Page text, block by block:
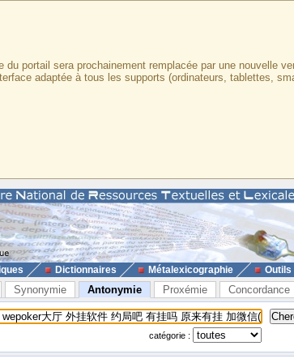
portail sera prochainement remplacée par une nouvelle
adaptée à tous les supports (ordinateurs, tablettes,
Dictionnaires Métalexicographie Outils
Synonymie Antonymie Proxémie Concordance
catégorie :